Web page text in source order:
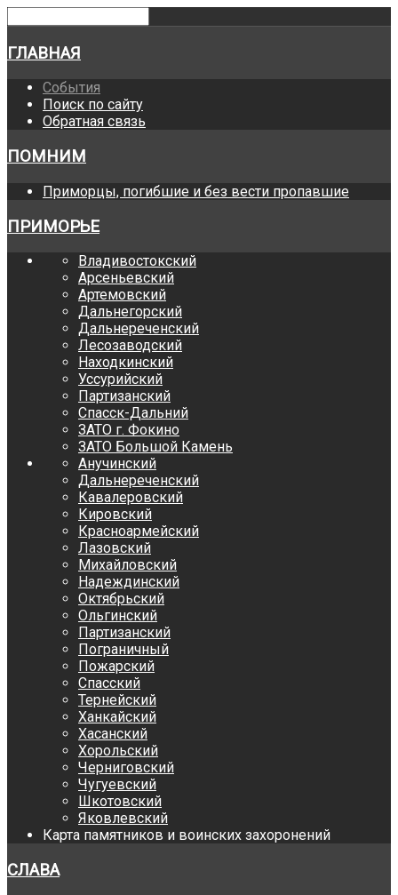
ГЛАВНАЯ
События
Поиск по сайту
Обратная связь
ПОМНИМ
Приморцы, погибшие и без вести пропавшие
ПРИМОРЬЕ
Владивостокский
Арсеньевский
Артемовский
Дальнегорский
Дальнереченский
Лесозаводский
Находкинский
Уссурийский
Партизанский
Спасск-Дальний
ЗАТО г. Фокино
ЗАТО Большой Камень
Анучинский
Дальнереченский
Кавалеровский
Кировский
Красноармейский
Лазовский
Михайловский
Надеждинский
Октябрьский
Ольгинский
Партизанский
Пограничный
Пожарский
Спасский
Тернейский
Ханкайский
Хасанский
Хорольский
Черниговский
Чугуевский
Шкотовский
Яковлевский
Карта памятников и воинских захоронений
СЛАВА